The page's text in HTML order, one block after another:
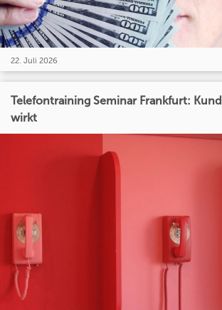
22. Juli 2026
Telefontraining Seminar Frankfurt:
wirkt